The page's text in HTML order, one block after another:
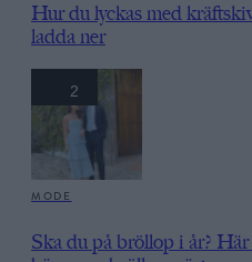
Hur du lyckas med
ladda ner
2
MODE
Ska du på bröllop i år?